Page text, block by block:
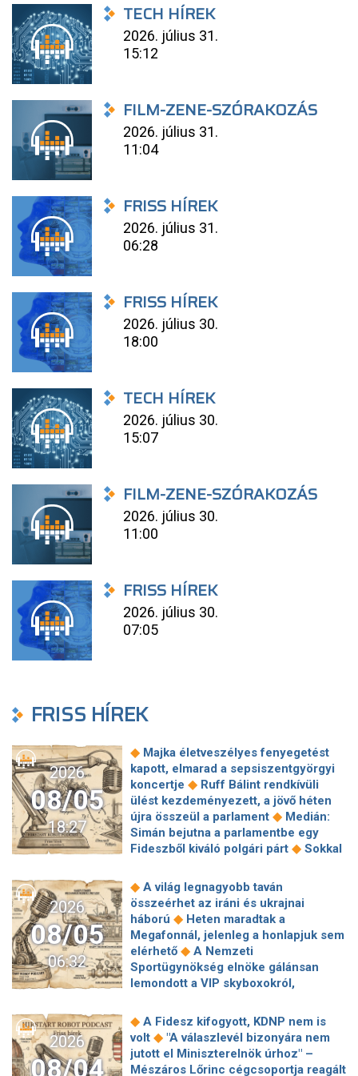
TECH HÍREK
2026. július 31.
15:12
FILM-ZENE-SZÓRAKOZÁS
2026. július 31.
11:04
FRISS HÍREK
2026. július 31.
06:28
FRISS HÍREK
2026. július 30.
18:00
TECH HÍREK
2026. július 30.
15:07
FILM-ZENE-SZÓRAKOZÁS
2026. július 30.
11:00
FRISS HÍREK
2026. július 30.
07:05
FRISS HÍREK
2026
08/05
18:27
◆ Majka életveszélyes fenyegetést
kapott, elmarad a sepsiszentgyörgyi
koncertje ◆ Ruff Bálint rendkívüli
ülést kezdeményezett, a jövő héten
újra összeül a parlament ◆ Medián:
Simán bejutna a parlamentbe egy
Fideszből kiváló polgári párt ◆ Sokkal
Vitézy: 42 új, 120 méteres
motorvonatot vesznek, teljesen
megújul a szentendrei, a csepeli és a
ráckevei HÉV járműparkja
◆ Egy
hajszálon múlt Paks, de a jövőben jó
lenne nem kísérteni a sorsot
Megszólalt a kormányhivatal a
Robinson Tours-ügyről
Baka
Magyar Péterrel egyeztetett◆
Mészáros Lőrinc cégei továbbra is
pénzt keresnek a közmédián◆Sorra
változnak a személyi döntések a
2026
08/05
06:32
◆ A világ legnagyobb taván
összeérhet az iráni és ukrajnai
háború ◆ Heten maradtak a
Megafonnál, jelenleg a honlapjuk sem
elérhető ◆ A Nemzeti
Sportügynökség elnöke gálánsan
lemondott a VIP skyboxokról,
alig ismert sziget csodás stranddal,
turisták nélkül
◆Európa határozottan
átment a teszten – mondta az EU-
biztos a 75 áldozattal járó ceutai
2026
08/04
◆ A Fidesz kifogyott, KDNP nem is
volt ◆ "A válaszlevél bizonyára nem
jutott el Miniszterelnök úrhoz" –
Mészáros Lőrinc cégcsoportja reagált